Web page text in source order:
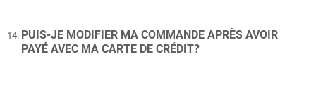
PUIS-JE MODIFIER MA COMMANDE APRÈS AVOIR
PAYÉ AVEC MA CARTE DE CRÉDIT?